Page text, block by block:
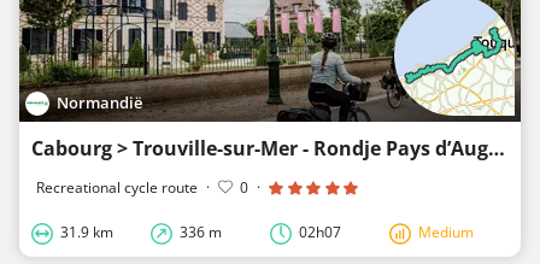
Normandië
Cabourg > Trouville-sur-Mer - Rondje Pays d’Auge
Recreational cycle route · 0 ·
31.9 km 336 m 02h07 Medium